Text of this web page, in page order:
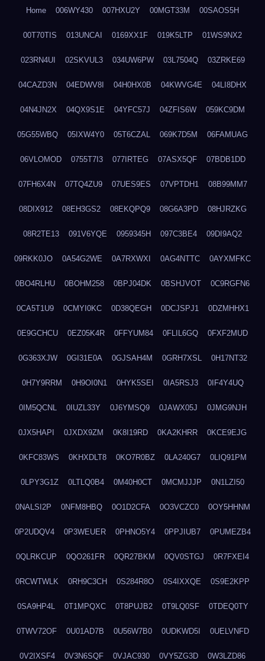
Home 006WY430 007HXU2Y 00MGT33M 00SAOS5H
00T70TIS 013UNCAI 0169XX1F 019K5LTP 01WS9NX2
023RN4UI 02SKVUL3 034UW6PW 03L7504Q 03ZRKE69
04CAZD3N 04EDWV8I 04H0HX0B 04KWVG4E 04LI8DHX
04N4JN2X 04QX9S1E 04YFC57J 04ZFIS6W 059KC9DM
05G55WBQ 05IXW4Y0 05T6CZAL 069K7D5M 06FAMUAG
06VLOMOD 0755T7I3 077IRTEG 07ASX5QF 07BDB1DD
07FH6X4N 07TQ4ZU9 07UES9ES 07VPTDH1 08B99MM7
08DIX912 08EH3GS2 08EKQPQ9 08G6A3PD 08HJRZKG
08R2TE13 091V6YQE 0959345H 097C3BE4 09DI9AQ2
09RKK0JO 0A54G2WE 0A7RXWXI 0AG4NTTC 0AYXMFKC
0BO4RLHU 0BOHM258 0BPJ04DK 0BSHJVOT 0C9RGFN6
0CA5T1U9 0CMYI0KC 0D38QEGH 0DCJSPJ1 0DZMHHX1
0E9GCHCU 0EZ05K4R 0FFYUM84 0FLIL6GQ 0FXF2MUD
0G363XJW 0GI31E0A 0GJSAH4M 0GRH7XSL 0H17NT32
0H7Y9RRM 0H9OI0N1 0HYK5SEI 0IA5RSJ3 0IF4Y4UQ
0IM5QCNL 0IUZL33Y 0J6YMSQ9 0JAWX05J 0JMG9NJH
0JX5HAPI 0JXDX9ZM 0K8I19RD 0KA2KHRR 0KCE9EJG
0KFC83WS 0KHXDLT8 0KO7R0BZ 0LA240G7 0LIQ91PM
0LPY3G1Z 0LTLQ0B4 0M40H0CT 0MCMJJJP 0N1LZI50
0NALSI2P 0NFM8HBQ 0O1D2CFA 0O3VCZC0 0OY5HHNM
0P2UDQV4 0P3WEUER 0PHNO5Y4 0PPJIUB7 0PUMEZB4
0QLRKCUP 0QO261FR 0QR27BKM 0QV0STGJ 0R7FXEI4
0RCWTWLK 0RH9C3CH 0S284R8O 0S4IXXQE 0S9E2KPP
0SA9HP4L 0T1MPQXC 0T8PUJB2 0T9LQ0SF 0TDEQ0TY
0TWV72OF 0U01AD7B 0U56W7B0 0UDKWD5I 0UELVNFD
0V2IXSF4 0V3N6SQF 0VJAC930 0VY5ZG3D 0W3LZD86